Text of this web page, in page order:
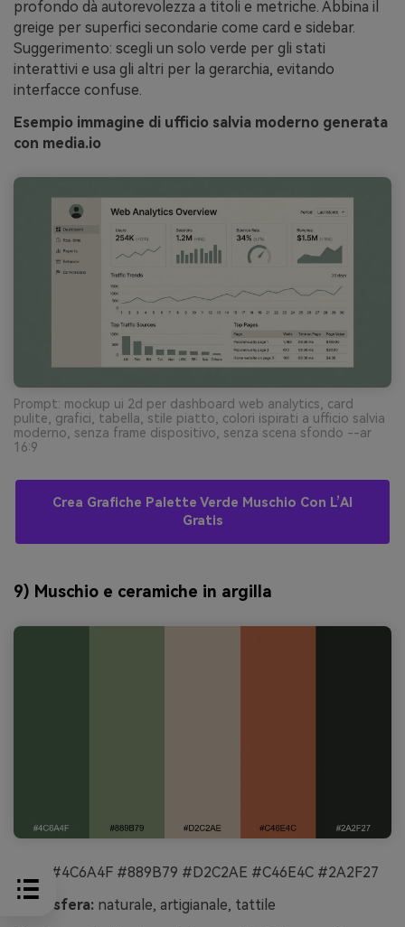
profondo dà autorevolezza a titoli e metriche. Abbina il
greige per superfici secondarie come card e sidebar.
Suggerimento: scegli un solo verde per gli stati
interattivi e usa gli altri per la gerarchia, evitando
interfacce confuse.
Esempio immagine di ufficio salvia moderno generata
con media.io
Prompt: mockup ui 2d per dashboard web analytics, card
pulite, grafici, tabella, stile piatto, colori ispirati a ufficio salvia
moderno, senza frame dispositivo, senza scena sfondo --ar
16:9
Crea Grafiche Palette Verde Muschio Con L’AI
Gratis
9) Muschio e ceramiche in argilla
#4C6A4F #889B79 #D2C2AE #C46E4C #2A2F27
Atmosfera: naturale, artigianale, tattile